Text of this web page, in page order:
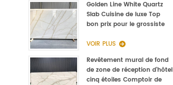
Golden Line White Quartz
Slab Cuisine de luxe Top
bon prix pour le grossiste
VOIR PLUS
Revêtement mural de fond
de zone de réception d'hôtel
cinq étoiles Comptoir de